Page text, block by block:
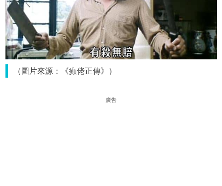
（圖片來源：《癲佬正傳》）
廣告